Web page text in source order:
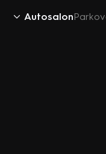
Autosalon